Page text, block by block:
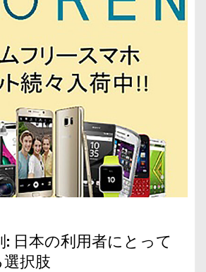
日本の利用者にとって
択肢